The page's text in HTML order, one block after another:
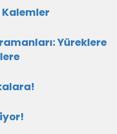
Kalemler
Yüreklere